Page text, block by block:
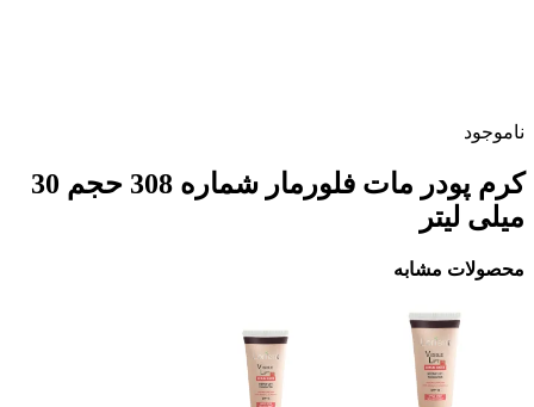
ناموجود
کرم پودر مات فلورمار شماره 308 حجم 30
میلی لیتر
محصولات مشابه